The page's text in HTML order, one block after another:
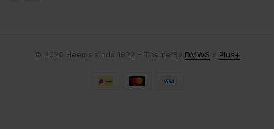
© 2026 Heems sinds 1822 - Theme By DMWS x Plus+